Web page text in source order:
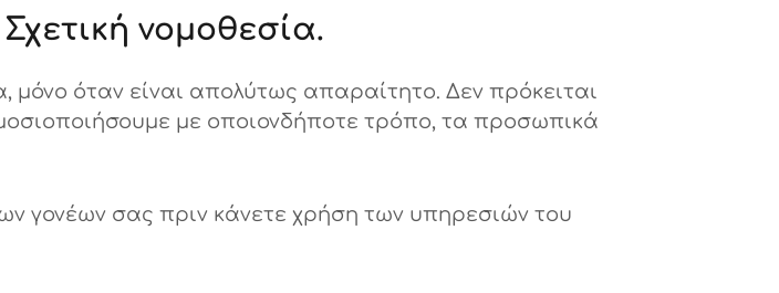
νομοθεσία.
όταν είναι απολύτως απαραίτητο. Δεν πρόκειται
με οποιονδήποτε τρόπο, τα προσωπικά
γονέων σας πριν κάνετε χρήση των υπηρεσιών του